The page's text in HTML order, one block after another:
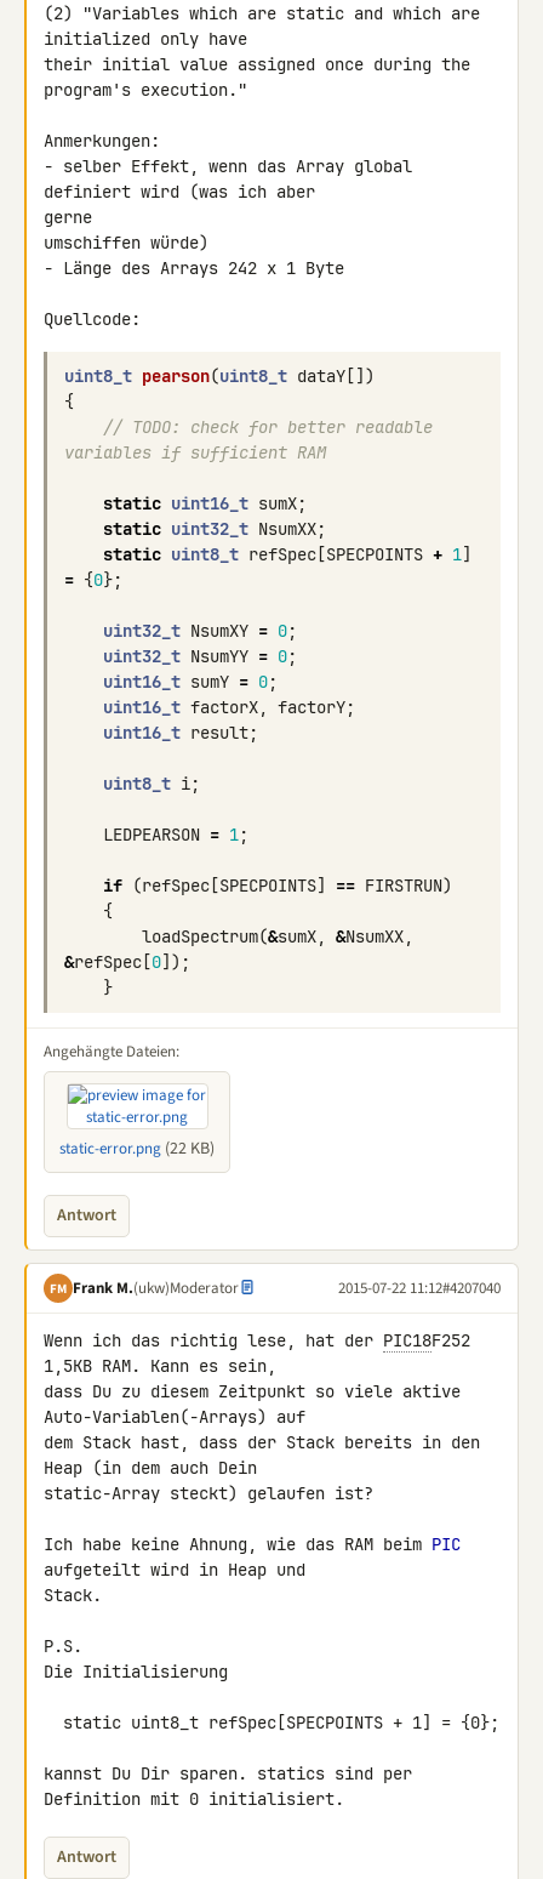
(2) "Variables which are static and which are
initialized only have
their initial value assigned once during the
program's execution."
Anmerkungen:
- selber Effekt, wenn das Array global
definiert wird (was ich aber
gerne
umschiffen würde)
- Länge des Arrays 242 x 1 Byte
uint8_t pearson(uint8_t dataY [])
{
// TODO: check for better readable
variables if sufficient RAM
static uint16_t sumX;
static uint32_t NsumXX;
static uint8_t refSpec [SPECPOINTS + 1]
= {0};
uint32_t NsumXY = 0;
uint32_t NsumYY = 0;
uint16_t sumY = 0;
uint16_t factorX, factorY;
uint16_t result;
uint8_t i;
LEDPEARSON = 1;
if (refSpec [SPECPOINTS] == FIRSTRUN)
{
loadSpectrum(&sumX, &NsumXX,
&refSpec [0]);
}
Angehängte Dateien:
static-error.png (22 KB)
Antwort
FM Frank M.(ukw)Moderator 2015-07-22 11:12#4207040
Wenn ich das richtig lese, hat der PIC18F252
1,5KB RAM. Kann es sein,
dass Du zu diesem Zeitpunkt so viele aktive
Auto-Variablen(-Arrays) auf
dem Stack hast, dass der Stack bereits in den
Heap (in dem auch Dein
static-Array steckt) gelaufen ist?
Ich habe keine Ahnung, wie das RAM beim PIC
aufgeteilt wird in Heap und
Stack.
P.S.
Die Initialisierung
kannst Du Dir sparen. statics sind per
Definition mit 0 initialisiert.
Antwort